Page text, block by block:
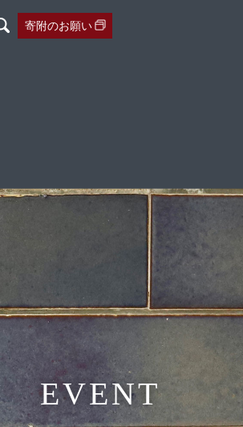
寄附のお願い
EVENT